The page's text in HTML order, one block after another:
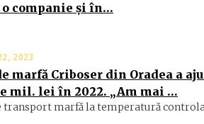
companie şi în…
2023
marfă Criboser din Oradea a
mil. lei în 2022. „Am mai …
transport marfă la temperatură